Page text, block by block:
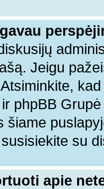
Jeigu
phpBB
šiame
su
apie